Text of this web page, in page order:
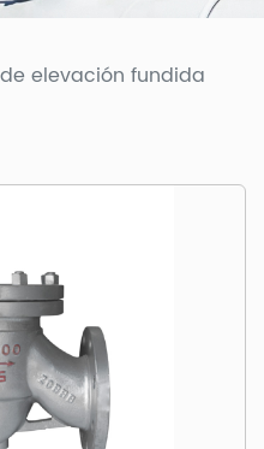
elevación fundida